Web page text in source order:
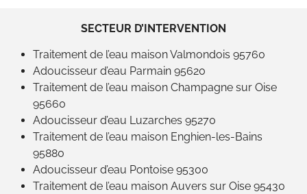
SECTEUR D’INTERVENTION
Traitement de l’eau maison Valmondois 95760
Adoucisseur d’eau Parmain 95620
Traitement de l’eau maison Champagne sur Oise
95660
Adoucisseur d’eau Luzarches 95270
Traitement de l’eau maison Enghien-les-Bains
95880
Adoucisseur d’eau Pontoise 95300
Traitement de l’eau maison Auvers sur Oise 95430